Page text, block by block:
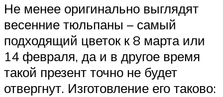
Не менее оригинально выглядят
весенние тюльпаны – самый
подходящий цветок к 8 марта или
14 февраля, да и в другое время
такой презент точно не будет
отвергнут. Изготовление его таково: